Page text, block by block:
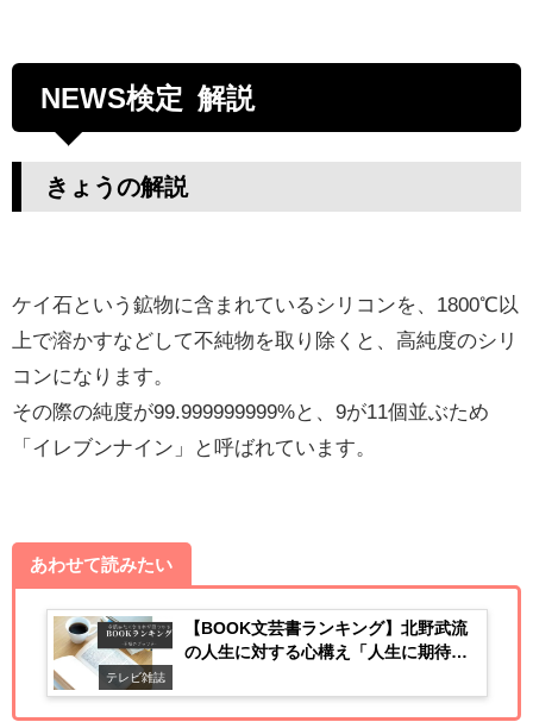
NEWS検定 解説
きょうの解説
ケイ石という鉱物に含まれているシリコンを、1800℃以
上で溶かすなどして不純物を取り除くと、高純度のシリ
コンになります。
その際の純度が99.999999999%と、9が11個並ぶため
「イレブンナイン」と呼ばれています。
あわせて読みたい
テレビ雑誌
【BOOK文芸書ランキング】北野武流
の人生に対する心構え「人生に期待す